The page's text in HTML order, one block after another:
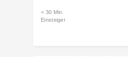
< 30 Min.
Einsteiger